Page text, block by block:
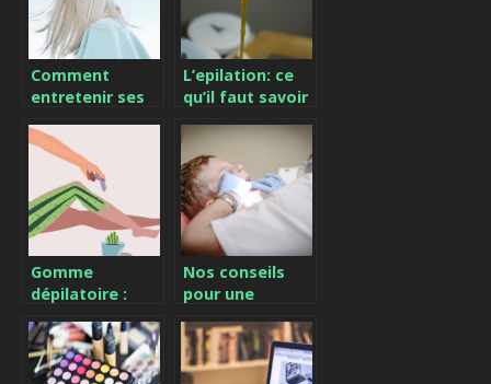
Comment
entretenir ses
?
L’epilation: ce
qu’il faut savoir
Gomme
dépilatoire :
résultats
Nos conseils
pour une
hygiène buccale